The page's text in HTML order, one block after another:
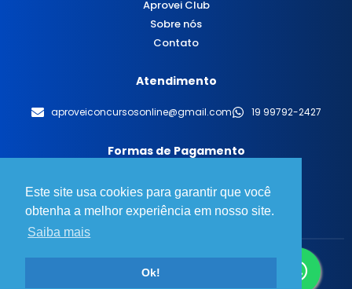
Este site usa cookies para garantir que você
obtenha a melhor experiência em nosso site.
Saiba mais
Ok!
Aprovei Club
Sobre nós
Contato
Atendimento
aproveiconcursosonline@gmail.com 19 99792-2427
Formas de Pagamento
© 2025 Aprovei Concursos - Todos os direitos reservados.